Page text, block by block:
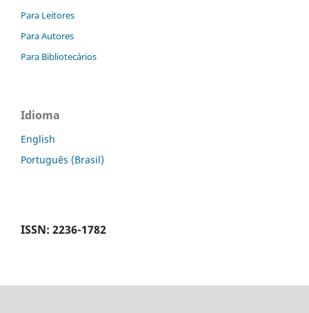
Para Leitores
Para Autores
Para Bibliotecários
Idioma
English
Português (Brasil)
ISSN: 2236-1782